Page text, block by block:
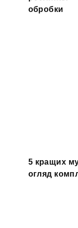
обробки
5 кращих
огляд